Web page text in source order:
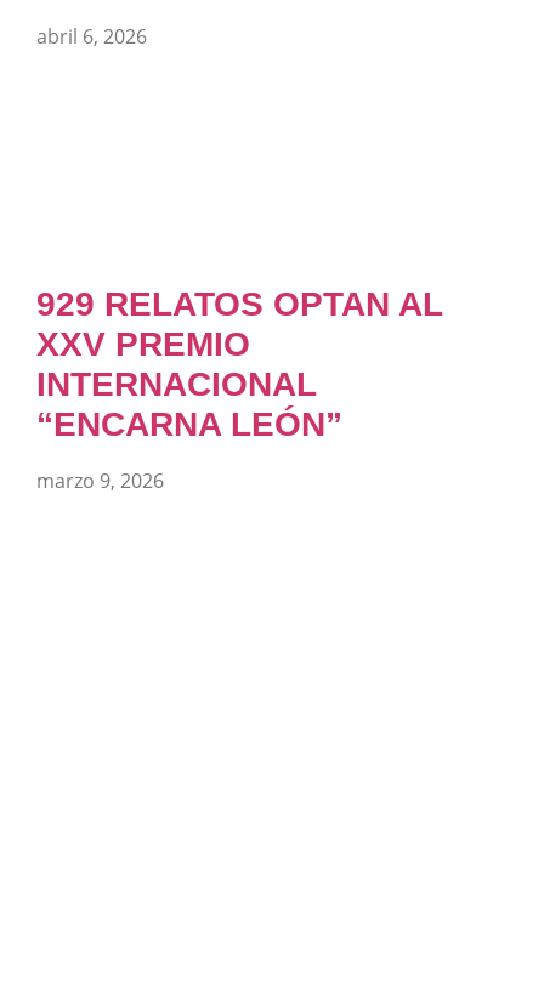
abril 6, 2026
929 RELATOS OPTAN AL
XXV PREMIO
INTERNACIONAL
“ENCARNA LEÓN”
marzo 9, 2026